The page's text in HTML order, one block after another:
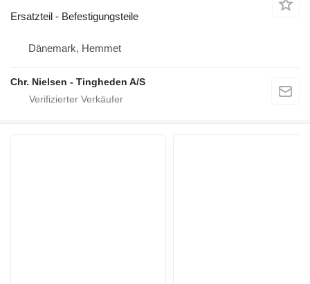
Ersatzteil - Befestigungsteile
Dänemark, Hemmet
Chr. Nielsen - Tingheden A/S